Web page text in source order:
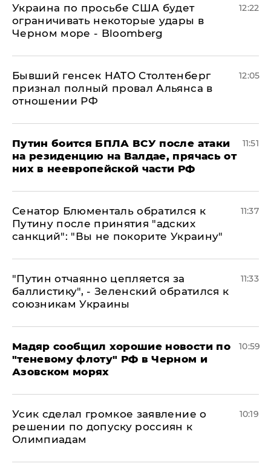
Украина по просьбе США будет
ограничивать некоторые удары в
Черном море - Bloomberg
12:22
Бывший генсек НАТО Столтенберг
признал полный провал Альянса в
отношении РФ
12:05
Путин боится БПЛА ВСУ после атаки
на резиденцию на Валдае, прячась от
них в неевропейской части РФ
11:51
Сенатор Блюменталь обратился к
Путину после принятия "адских
санкций": "Вы не покорите Украину"
11:37
"Путин отчаянно цепляется за
баллистику", - Зеленский обратился к
союзникам Украины
11:33
Мадяр сообщил хорошие новости по
"теневому флоту" РФ в Черном и
Азовском морях
10:59
Усик сделал громкое заявление о
решении по допуску россиян к
Олимпиадам
10:19